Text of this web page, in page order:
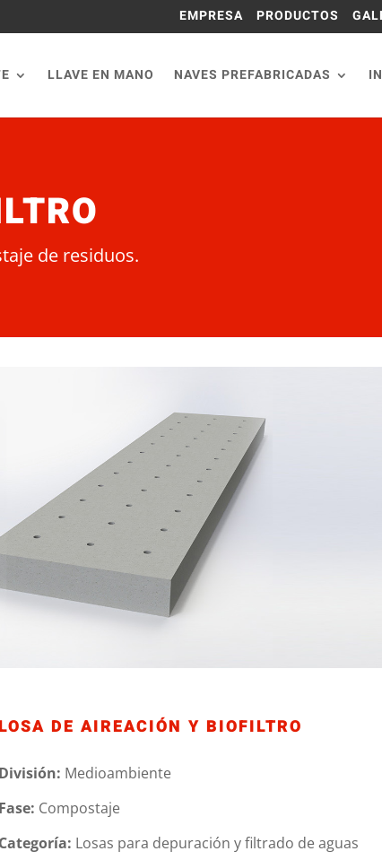
EMPRESA PRODUCTOS
LLAVE EN MANO NAVES PREFABRICADAS
de residuos.
DE AIREACIÓN Y BIOFILTRO
División: Medioambiente
Fase: Compostaje
Categoría: Losas para depuración y filtrado de aguas